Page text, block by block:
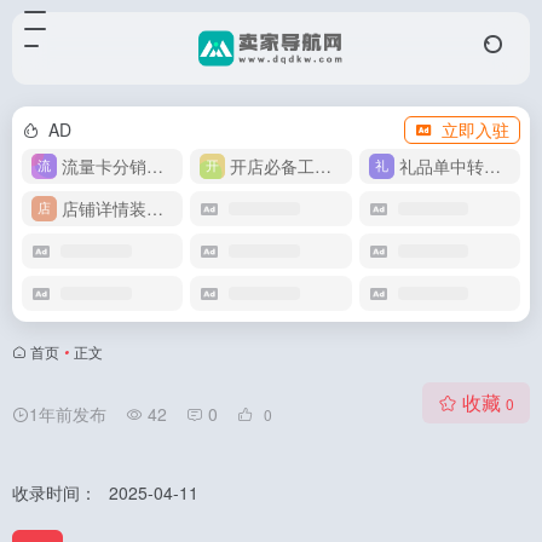
AD
立即入驻
流量卡分销代理
开店必备工具箱
礼品单中转同步单
店铺详情装修模版
首页 • 正文
1年前发布 42 0 0 收藏 0
收录时间： 2025-04-11